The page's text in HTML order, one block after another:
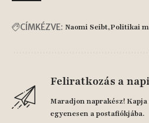
CÍMKÉZVE: Naomi Seibt Politikai
Feliratkozás a
Maradjon naprakész!
egyenesen a postafiókjába.